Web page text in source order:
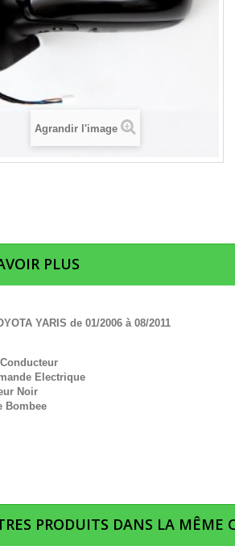
Agrandir l'image
PLUS
YARIS de 01/2006 à 08/2011
Electrique
Noir
Bombee
PRODUITS DANS LA MÊME